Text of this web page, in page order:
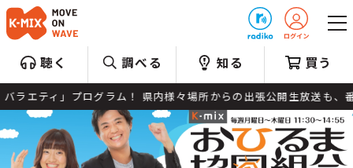
聴く 調べる 知る 買う
ティ」プログラム！ 県内様々場所からの出張公開生放送も、番組